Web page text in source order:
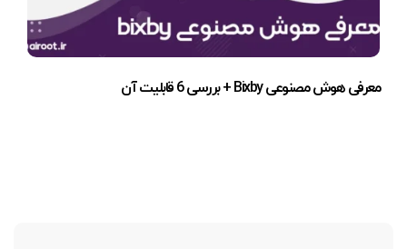
معرفی هوش مصنوعی Bixby + بررسی 6 قابلیت آن